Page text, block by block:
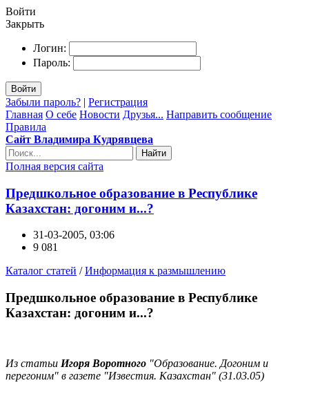
Войти
Закрыть
Логин:
Пароль:
Войти
Забыли пароль? | Регистрация
Главная О себе Новости Друзья... Направить сообщение
Правила
Сайт Владимира Кудрявцева
Найти
Полная версия сайта
Предшкольное образование в Республике
Казахстан: догоним и...?
31-03-2005, 03:06
9 081
Каталог статей /Информация к размышлению
Предшкольное образование в Республике
Казахстан: догоним и...?
Из статьи Игоря Воротного "Образование. Догоним и
перегоним" в газете "Известия. Казахстан" (31.03.05)